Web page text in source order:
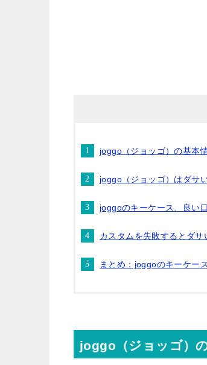
joggo（ジョッゴ）の基本
joggo（ジョッゴ）はダサ
joggoのキーケース、良い
カスタムを失敗するとダ
まとめ：joggoのキーケー
joggo（ジョッゴ）